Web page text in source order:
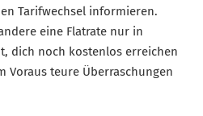
Tarifwechsel informieren.
eine Flatrate nur in
dich noch kostenlos erreichen
Voraus teure Überraschungen